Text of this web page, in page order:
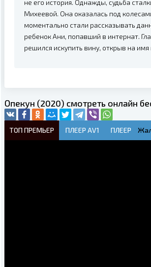
не его история. Однажды, судьба
Михеевой. Она оказалась под
моментально стали рассказывать
ребенок Ани, попавший в интернат.
решился искупить вину, открыв на
Опекун (2020) смотреть онлайн
ТОП ПРЕМЬЕР ПЛЕЕР AV1 ПЛЕЕР